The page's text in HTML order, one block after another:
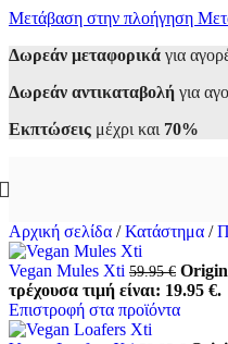
Μετάβαση στην πλοήγηση
Δωρεάν μεταφορικά για
Δωρεάν αντικαταβολή για
Εκπτώσεις μέχρι και 70%
Αρχική σελίδα / Κατάστημα /
Vegan Mules Xti 59.95€
τρέχουσα τιμή είναι: 19.95 €.
Επιστροφή στα προϊόντα